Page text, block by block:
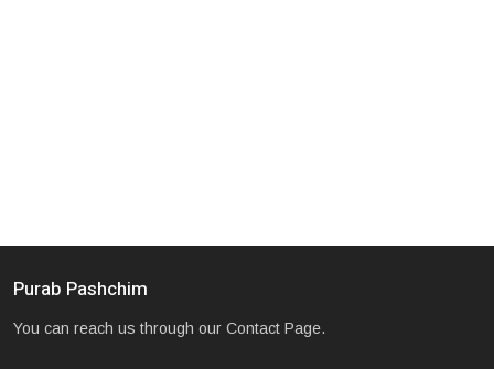
Purab Pashchim
You can reach us through our Contact Page.